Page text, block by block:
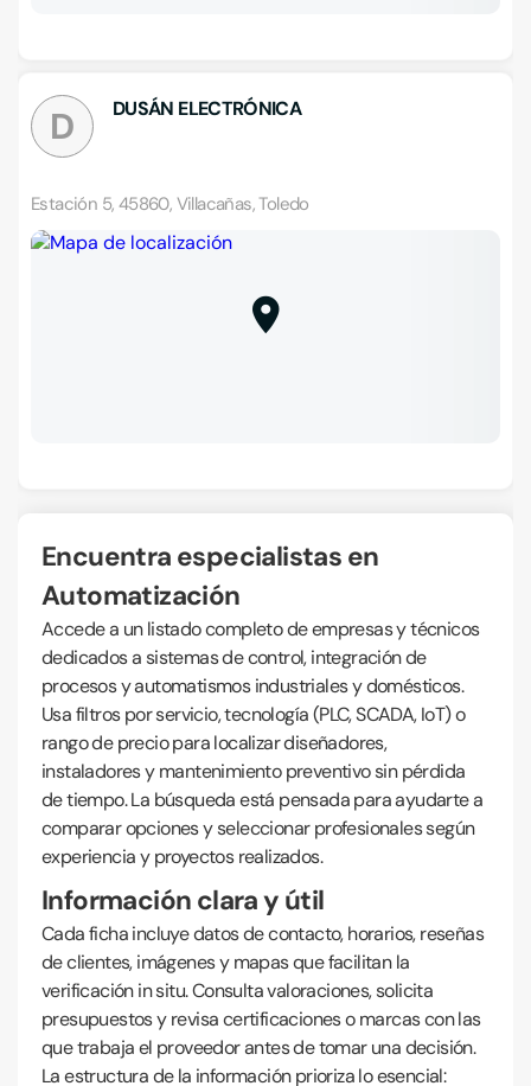
D DUSÁN ELECTRÓNICA
Estación 5, 45860, Villacañas, Toledo
Encuentra especialistas en
Automatización
Accede a un listado completo de empresas y técnicos
dedicados a sistemas de control, integración de
procesos y automatismos industriales y domésticos.
Usa filtros por servicio, tecnología (PLC, SCADA, IoT) o
rango de precio para localizar diseñadores,
instaladores y mantenimiento preventivo sin pérdida
de tiempo. La búsqueda está pensada para ayudarte a
comparar opciones y seleccionar profesionales según
experiencia y proyectos realizados.
Información clara y útil
Cada ficha incluye datos de contacto, horarios, reseñas
de clientes, imágenes y mapas que facilitan la
verificación in situ. Consulta valoraciones, solicita
presupuestos y revisa certificaciones o marcas con las
que trabaja el proveedor antes de tomar una decisión.
La estructura de la información prioriza lo esencial: